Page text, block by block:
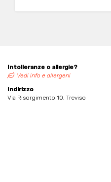
Intolleranze o allergie?
Vedi info e allergeni
Indirizzo
Via Risorgimento 10, Treviso